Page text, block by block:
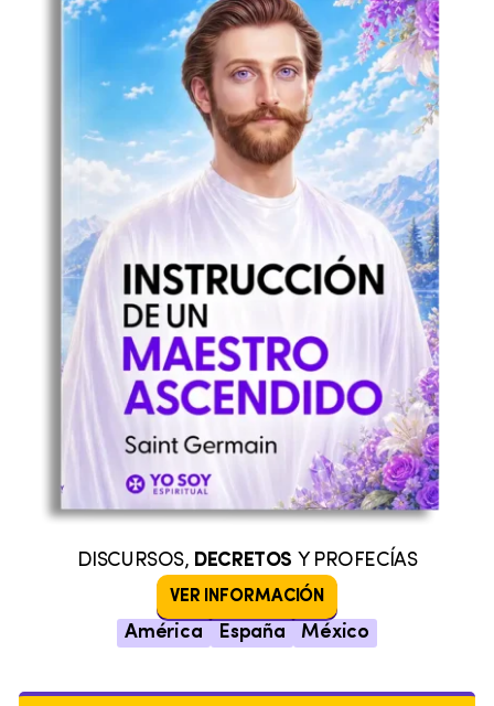
DISCURSOS, DECRETOS Y PROFECÍAS
VER INFORMACIÓN
América España México